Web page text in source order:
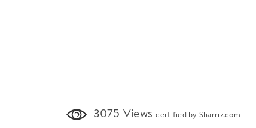
3075 Viewscertified by Sharriz.com